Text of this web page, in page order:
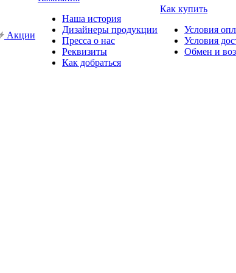
Акции
Наша история
Дизайнеры продукции
Пресса о нас
Реквизиты
Как добраться
Как купить
Условия
Условия
Обмен и